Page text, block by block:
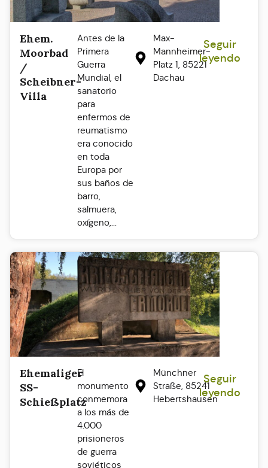
Ehem.
Moorbad
/
Scheibner-
Villa
Antes de la
Primera
Guerra
Mundial, el
sanatorio
para
enfermos de
reumatismo
era conocido
en toda
Europa por
sus baños de
barro,
salmuera,
oxígeno,...
Max-
Mannheimer-
Platz 1, 85221
Dachau
Seguir
leyendo
Ehemaliger
SS-
Schießplatz
El
monumento
conmemora
a los más de
4.000
prisioneros
de guerra
soviéticos
Münchner
Straße, 85241
Hebertshausen
Seguir
leyendo